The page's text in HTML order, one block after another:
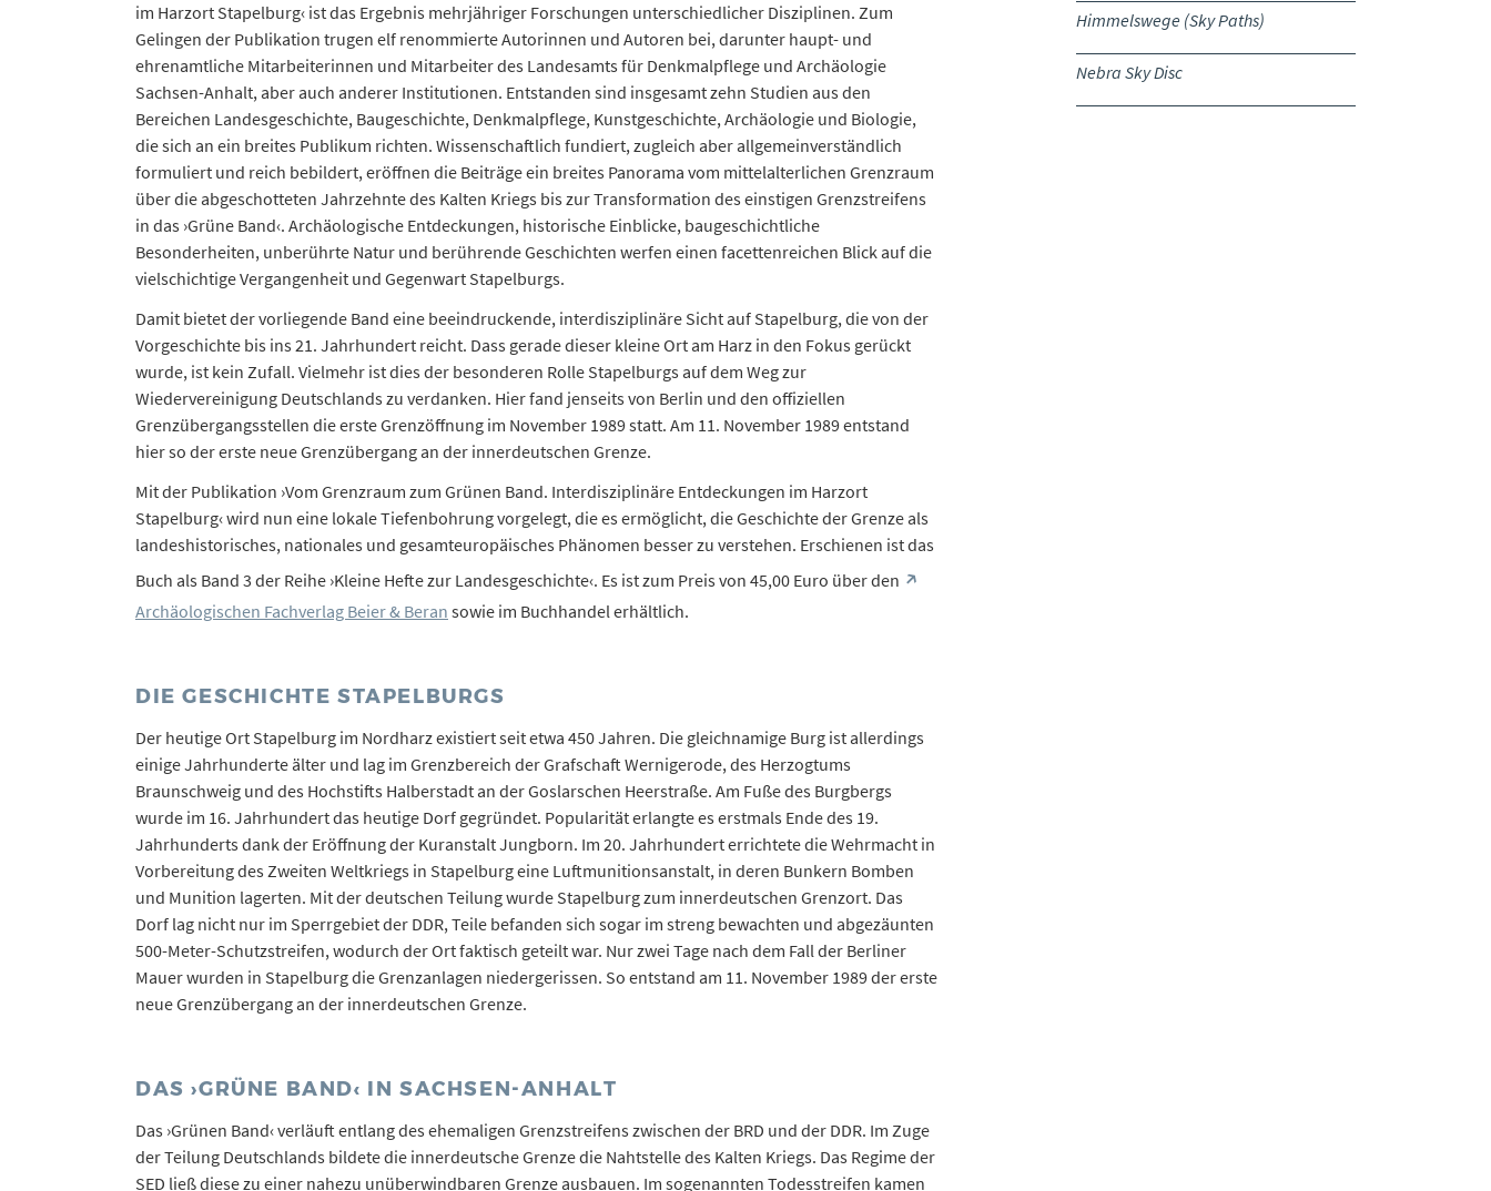
im Harzort Stapelburg‹ ist das Ergebnis mehrjähriger Forschungen unterschiedlicher Disziplinen. Zum
Gelingen der Publikation trugen elf renommierte Autorinnen und Autoren bei, darunter haupt- und
ehrenamtliche Mitarbeiterinnen und Mitarbeiter des Landesamts für Denkmalpflege und Archäologie
Sachsen-Anhalt, aber auch anderer Institutionen. Entstanden sind insgesamt zehn Studien aus den
Bereichen Landesgeschichte, Baugeschichte, Denkmalpflege, Kunstgeschichte, Archäologie und Biologie,
die sich an ein breites Publikum richten. Wissenschaftlich fundiert, zugleich aber allgemeinverständlich
formuliert und reich bebildert, eröffnen die Beiträge ein breites Panorama vom mittelalterlichen Grenzraum
über die abgeschotteten Jahrzehnte des Kalten Kriegs bis zur Transformation des einstigen Grenzstreifens
in das ›Grüne Band‹. Archäologische Entdeckungen, historische Einblicke, baugeschichtliche
Besonderheiten, unberührte Natur und berührende Geschichten werfen einen facettenreichen Blick auf die
vielschichtige Vergangenheit und Gegenwart Stapelburgs.
Damit bietet der vorliegende Band eine beeindruckende, interdisziplinäre Sicht auf Stapelburg, die von der
Vorgeschichte bis ins 21. Jahrhundert reicht. Dass gerade dieser kleine Ort am Harz in den Fokus gerückt
wurde, ist kein Zufall. Vielmehr ist dies der besonderen Rolle Stapelburgs auf dem Weg zur
Wiedervereinigung Deutschlands zu verdanken. Hier fand jenseits von Berlin und den offiziellen
Grenzübergangsstellen die erste Grenzöffnung im November 1989 statt. Am 11. November 1989 entstand
hier so der erste neue Grenzübergang an der innerdeutschen Grenze.
Mit der Publikation ›Vom Grenzraum zum Grünen Band. Interdisziplinäre Entdeckungen im Harzort
Stapelburg‹ wird nun eine lokale Tiefenbohrung vorgelegt, die es ermöglicht, die Geschichte der Grenze als
landeshistorisches, nationales und gesamteuropäisches Phänomen besser zu verstehen. Erschienen ist das
Buch als Band 3 der Reihe ›Kleine Hefte zur Landesgeschichte‹. Es ist zum Preis von 45,00 Euro über den
Archäologischen Fachverlag Beier & Beran sowie im Buchhandel erhältlich.
DIE GESCHICHTE STAPELBURGS
Der heutige Ort Stapelburg im Nordharz existiert seit etwa 450 Jahren. Die gleichnamige Burg ist allerdings
einige Jahrhunderte älter und lag im Grenzbereich der Grafschaft Wernigerode, des Herzogtums
Braunschweig und des Hochstifts Halberstadt an der Goslarschen Heerstraße. Am Fuße des Burgbergs
wurde im 16. Jahrhundert das heutige Dorf gegründet. Popularität erlangte es erstmals Ende des 19.
Jahrhunderts dank der Eröffnung der Kuranstalt Jungborn. Im 20. Jahrhundert errichtete die Wehrmacht in
Vorbereitung des Zweiten Weltkriegs in Stapelburg eine Luftmunitionsanstalt, in deren Bunkern Bomben
und Munition lagerten. Mit der deutschen Teilung wurde Stapelburg zum innerdeutschen Grenzort. Das
Dorf lag nicht nur im Sperrgebiet der DDR, Teile befanden sich sogar im streng bewachten und abgezäunten
500-Meter-Schutzstreifen, wodurch der Ort faktisch geteilt war. Nur zwei Tage nach dem Fall der Berliner
Mauer wurden in Stapelburg die Grenzanlagen niedergerissen. So entstand am 11. November 1989 der erste
neue Grenzübergang an der innerdeutschen Grenze.
DAS ›GRÜNE BAND‹ IN SACHSEN-ANHALT
Das ›Grünen Band‹ verläuft entlang des ehemaligen Grenzstreifens zwischen der BRD und der DDR. Im Zuge
der Teilung Deutschlands bildete die innerdeutsche Grenze die Nahtstelle des Kalten Kriegs. Das Regime der
SED ließ diese zu einer nahezu unüberwindbaren Grenze ausbauen. Im sogenannten Todesstreifen kamen
Himmelswege (Sky Paths)
Nebra Sky Disc